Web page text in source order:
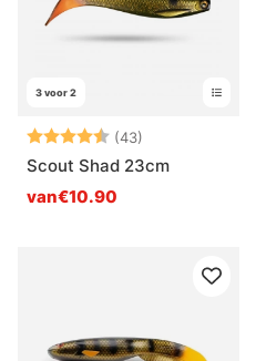
3 voor 2
Beoordeling:
(43)
4.7 uit 5
Scout Shad 23cm
van€10.90